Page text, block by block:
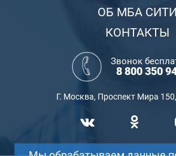
ОБ МБА СИТИ
КОНТАКТЫ
Звонок
8 800 350
Г. Москва, Проспект Мира